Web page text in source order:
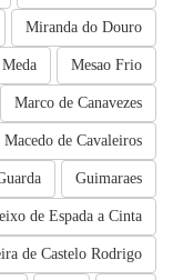
Miranda do Douro
Mesao Frio
Meda
Marco de Canavezes
Macedo de Cavaleiros
Guimaraes
de Espada a Cinta
de Castelo Rodrigo